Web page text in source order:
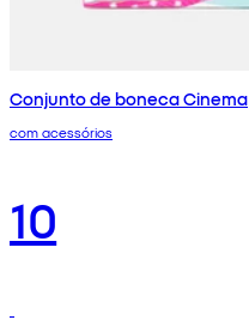
Conjunto de boneca Cinema
com acessórios
10